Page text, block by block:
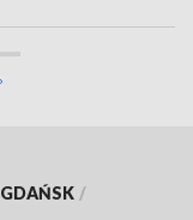
GDAŃSK /